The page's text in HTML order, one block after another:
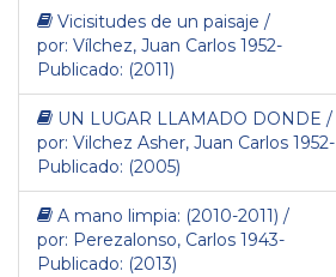
Vicisitudes de un paisaje /
por: Vílchez, Juan Carlos 1952-
Publicado: (2011)
UN LUGAR LLAMADO DONDE /
por: Vilchez Asher, Juan Carlos 1952-
Publicado: (2005)
A mano limpia: (2010-2011) /
por: Perezalonso, Carlos 1943-
Publicado: (2013)